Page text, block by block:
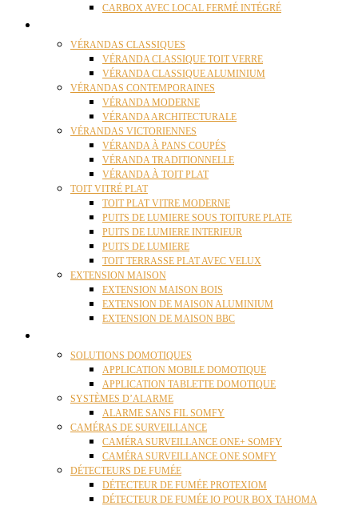
CARBOX AVEC LOCAL FERMÉ INTÉGRÉ
VÉRANDAS CLASSIQUES
VÉRANDA CLASSIQUE TOIT VERRE
VÉRANDA CLASSIQUE ALUMINIUM
VÉRANDAS CONTEMPORAINES
VÉRANDA MODERNE
VÉRANDA ARCHITECTURALE
VÉRANDAS VICTORIENNES
VÉRANDA À PANS COUPÉS
VÉRANDA TRADITIONNELLE
VÉRANDA À TOIT PLAT
TOIT VITRÉ PLAT
TOIT PLAT VITRE MODERNE
PUITS DE LUMIERE SOUS TOITURE PLATE
PUITS DE LUMIERE INTERIEUR
PUITS DE LUMIERE
TOIT TERRASSE PLAT AVEC VELUX
EXTENSION MAISON
EXTENSION MAISON BOIS
EXTENSION DE MAISON ALUMINIUM
EXTENSION DE MAISON BBC
SOLUTIONS DOMOTIQUES
APPLICATION MOBILE DOMOTIQUE
APPLICATION TABLETTE DOMOTIQUE
SYSTÈMES D’ALARME
ALARME SANS FIL SOMFY
CAMÉRAS DE SURVEILLANCE
CAMÉRA SURVEILLANCE ONE+ SOMFY
CAMÉRA SURVEILLANCE ONE SOMFY
DÉTECTEURS DE FUMÉE
DÉTECTEUR DE FUMÉE PROTEXIOM
DÉTECTEUR DE FUMÉE IO POUR BOX TAHOMA